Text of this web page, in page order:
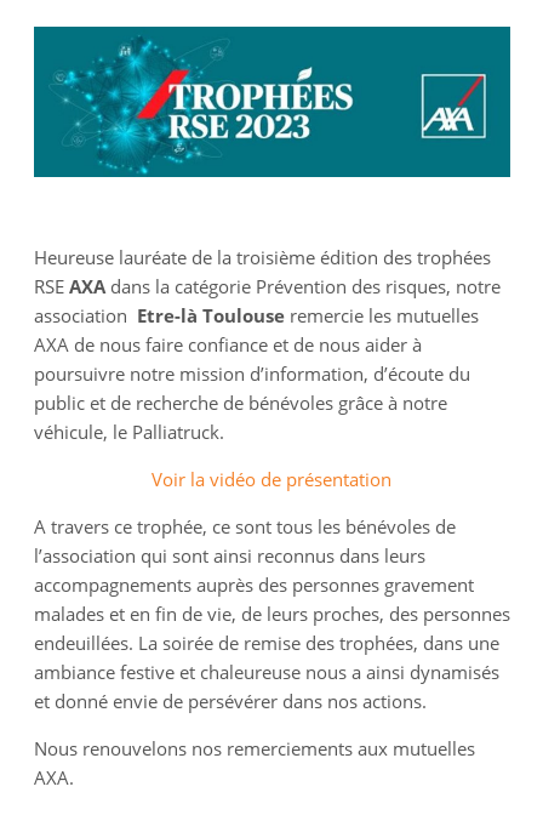
Heureuse lauréate de la troisième édition des trophées
RSE AXAdans la catégorie Prévention des risques, notre
association Etre-là Toulouse remercie les mutuelles
AXA de nous faire confiance et de nous aider à
poursuivre notre mission d’information, d’écoute du
public et de recherche de bénévoles grâce à notre
véhicule, le Palliatruck.
Voir la vidéo de présentation
A travers ce trophée, ce sont tous les bénévoles de
l’association qui sont ainsi reconnus dans leurs
accompagnements auprès des personnes gravement
malades et en fin de vie, de leurs proches, des personnes
endeuillées. La soirée de remise des trophées, dans une
ambiance festive et chaleureuse nous a ainsi dynamisés
et donné envie de persévérer dans nos actions.
Nous renouvelons nos remerciements aux mutuelles
AXA.